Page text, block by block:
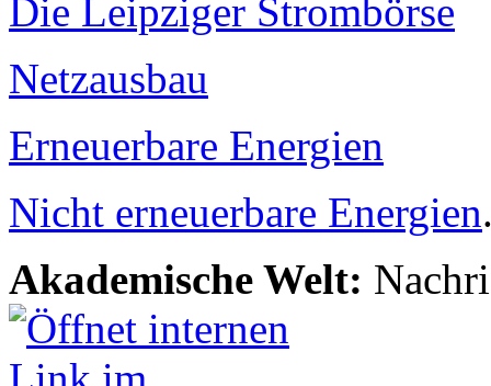
Die Leipziger Strombörse
Netzausbau
Erneuerbare Energien
Nicht erneuerbare Energien
Akademische Welt: